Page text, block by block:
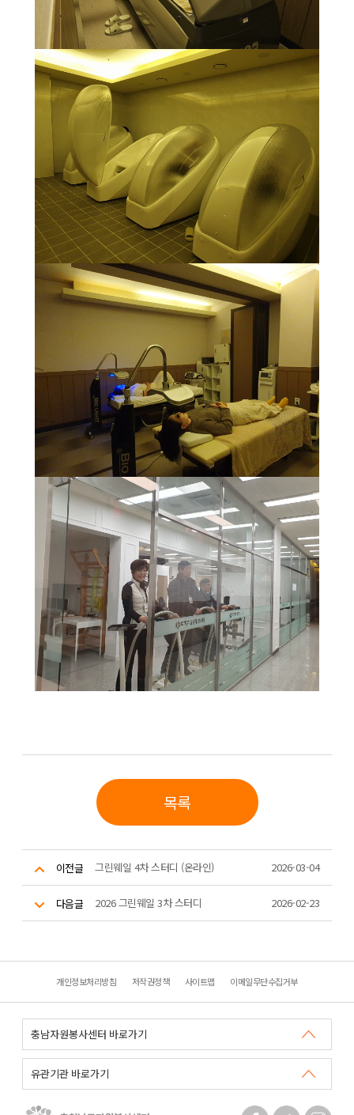
목록
이전글 그린웨일 4차 스터디 (온라인) 2026-03-04
다음글 2026 그린웨일 3차 스터디 2026-02-23
개인정보처리방침 저작권정책 사이트맵 이메일무단수집거부